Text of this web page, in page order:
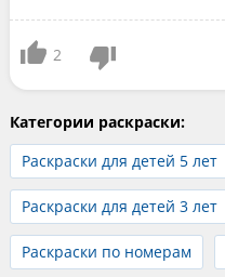
2
Категории раскраски:
Раскраски для детей 5 лет
Раскраски для детей 3 лет
Раскраски по номерам